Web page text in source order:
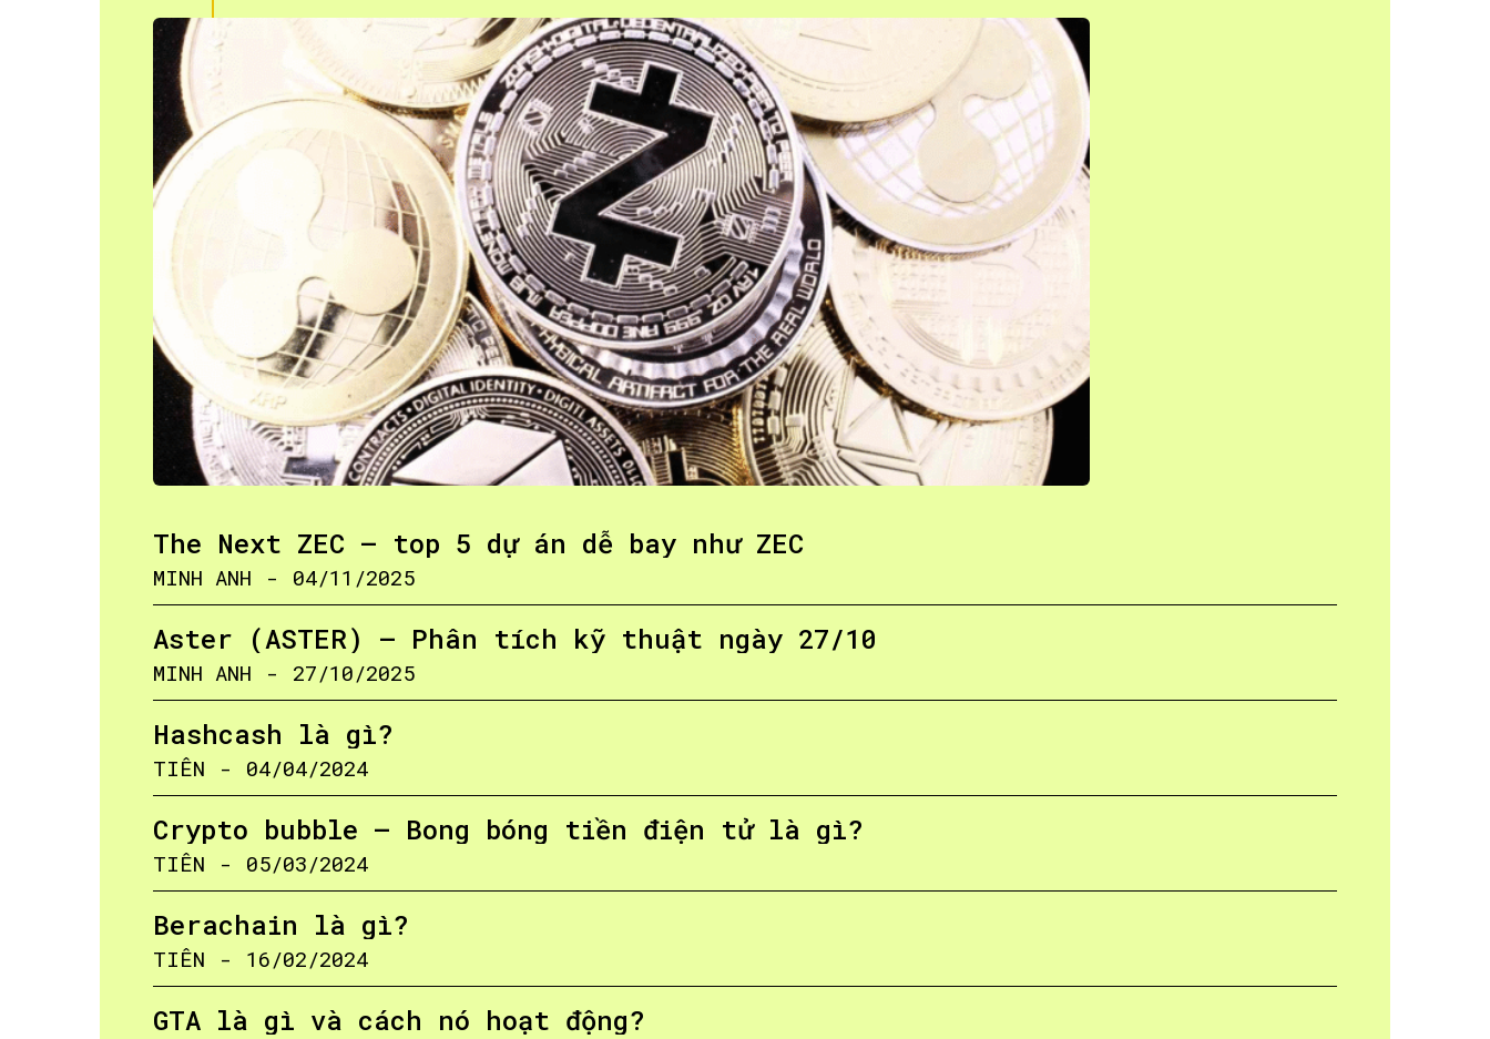
The Next ZEC – top 5 dự án dễ bay như ZEC
MINH ANH - 04/11/2025
Aster (ASTER) – Phân tích kỹ thuật ngày 27/10
MINH ANH - 27/10/2025
Hashcash là gì?
TIÊN - 04/04/2024
Crypto bubble – Bong bóng tiền điện tử là gì?
TIÊN - 05/03/2024
Berachain là gì?
TIÊN - 16/02/2024
GTA là gì và cách nó hoạt động?